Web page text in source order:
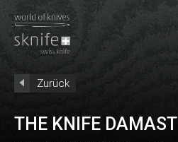
Zurück
THE KNIFE DAMAST